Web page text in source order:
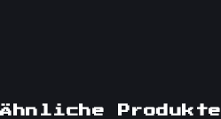
Ähnliche Produkte